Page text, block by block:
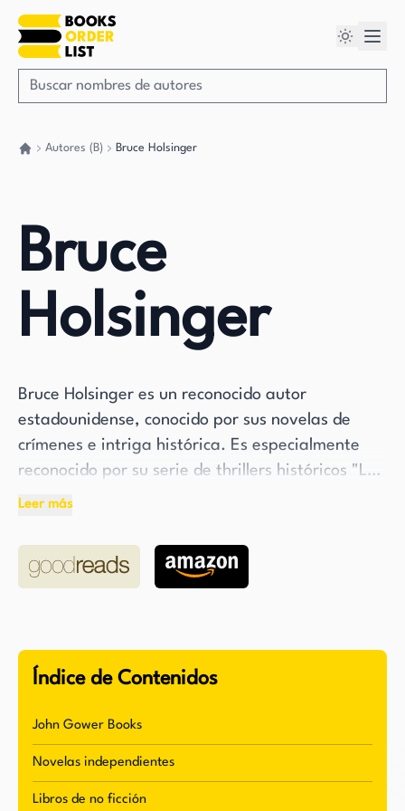
Autores (B) Bruce Holsinger
Bruce
Holsinger
Bruce Holsinger es un reconocido autor
estadounidense, conocido por sus novelas de
crímenes e intriga histórica. Es especialmente
reconocido por su serie de thrillers históricos "La
serie John Gower". Además de ser escritor,
el campo de la literatura medieval. Actualmente
ocupa un puesto como profesor en la Universidad
medieval con sus estudiantes.
desarrolla en el contexto de Londres medieval,
con figuras históricas destacadas como John
Gower y Geoffrey Chaucer. Su habilidad para
tejer historias atractivas en torno a eventos e
Leer más
Índice de Contenidos
John Gower Books
Novelas independientes
Libros de no ficción